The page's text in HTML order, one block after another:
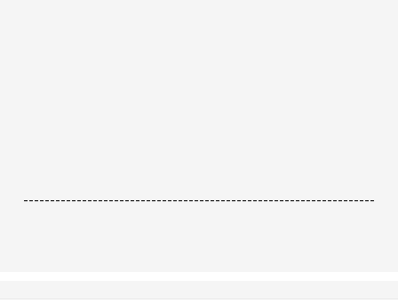
------------------------------------------------------------------